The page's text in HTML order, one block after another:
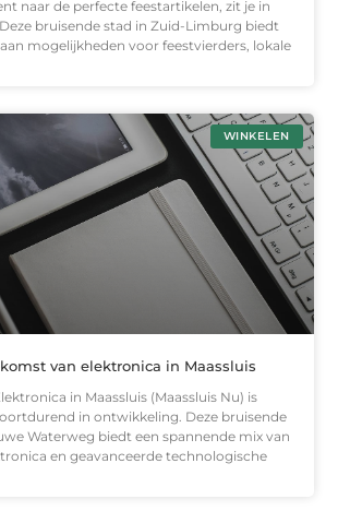
naar de perfecte feestartikelen, zit je in
bruisende stad in Zuid-Limburg biedt
mogelijkheden voor feestvierders, lokale
WINKELEN
van elektronica in Maassluis
in Maassluis (Maassluis Nu) is
in ontwikkeling. Deze bruisende
Waterweg biedt een spannende mix van
en geavanceerde technologische